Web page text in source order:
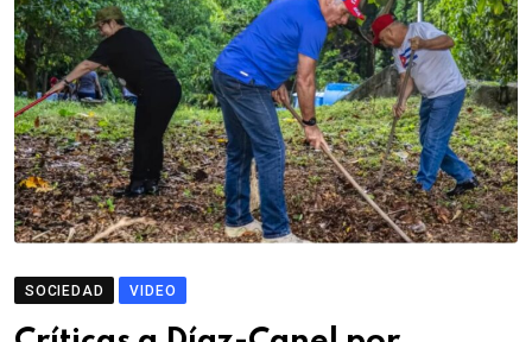
SOCIEDAD VIDEO